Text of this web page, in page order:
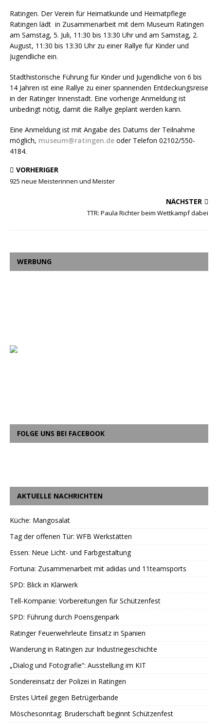
Ratingen. Der Verein für Heimatkunde und Heimatpflege
Ratingen lädt in Zusammenarbeit mit dem Museum Ratingen
am Samstag, 5. Juli, 11:30 bis 13:30 Uhr und am Samstag, 2.
August, 11:30 bis 13:30 Uhr zu einer Rallye für Kinder und
Jugendliche ein.
Stadthistorische Führung für Kinder und Jugendliche von 6 bis
14 Jahren ist eine Rallye zu einer spannenden Entdeckungsreise
in der Ratinger Innenstadt. Eine vorherige Anmeldung ist
unbedingt nötig, damit die Rallye geplant werden kann.
Eine Anmeldung ist mit Angabe des Datums der Teilnahme
möglich, museum@ratingen.de oder Telefon 02102/550-
4184.
VORHERIGER
925 neue Meisterinnen und Meister
NÄCHSTER
TTR: Paula Richter beim Wettkampf dabei
WERBUNG
FOLGE UNS BEI FACEBOOK
AKTUELLE NACHRICHTEN
Küche: Mangosalat
Tag der offenen Tür: WFB Werkstätten
Essen: Neue Licht- und Farbgestaltung
Fortuna: Zusammenarbeit mit adidas und 11teamsports
SPD: Blick in Klärwerk
Tell-Kompanie: Vorbereitungen für Schützenfest
SPD: Führung durch Poensgenpark
Ratinger Feuerwehrleute Einsatz in Spanien
Wanderung in Ratingen zur Industriegeschichte
„Dialog und Fotografie“: Ausstellung im KIT
Sondereinsatz der Polizei in Ratingen
Erstes Urteil gegen Betrügerbande
Möschesonntag: Bruderschaft beginnt Schützenfest